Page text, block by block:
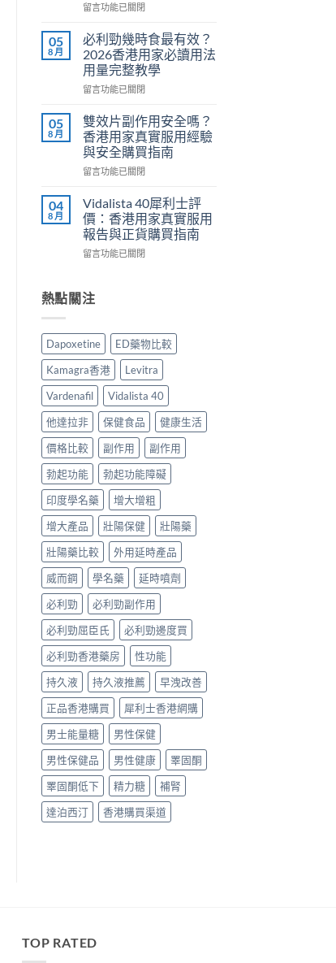
果
相：
香
港
用
家
測
與
正
貨
購
指
南〉
中
在
印
度
威
而
鋼
價：
香
港
用
家
實
服
用
心
得
買
中
留言功能已關閉
05
8 月
必利勁幾時食最有效？
2026香港用家必讀用法
用量完整教學
在
利
勁
幾
時
食
有
效？
2026
香
港
必
法
用
量
完
整
教
學〉
中
留言功能已關閉
05
8 月
雙效片副作用安全嗎？
香港用家真實服用經驗
與安全購買指南
在
效
片
副
作
用
嗎？
用
家
真
實
服
用
經
驗
與
安
全
購
買
指
南〉
中
留言功能已關閉
04
8 月
Vidalista 40犀利士評
價：香港用家真實服用
報告與正貨購買指南
在
犀
利
評
價：
香
港
用
家
真
實
服
用
報
告
與
正
貨
購
買
指
南〉
中
留言功能已關閉
熱點關注
Dapoxetine
ED藥物比較
Kamagra香港
Levitra
Vardenafil
Vidalista 40
他達拉非
保健食品
健康生活
價格比較
副作用
副作用
勃起功能
勃起功能障礙
印度學名藥
增大增粗
增大產品
壯陽保健
壯陽藥
壯陽藥比較
外用延時產品
威而鋼
學名藥
延時噴劑
必利勁
必利勁副作用
必利勁屈臣氏
必利勁邊度買
必利勁香港藥房
性功能
持久液
持久液推薦
早洩改善
正品香港購買
犀利士香港網購
男士能量糖
男性保健
男性保健品
男性健康
睪固酮
睪固酮低下
精力糖
補腎
達泊西汀
香港購買渠道
TOP RATED